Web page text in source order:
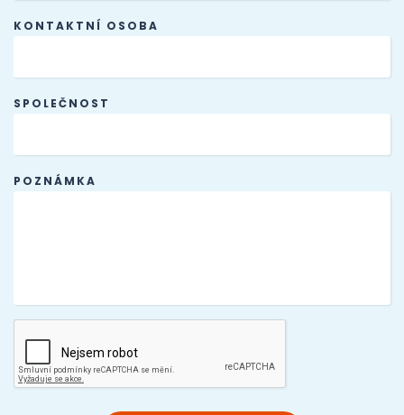
KONTAKTNÍ OSOBA
SPOLEČNOST
POZNÁMKA